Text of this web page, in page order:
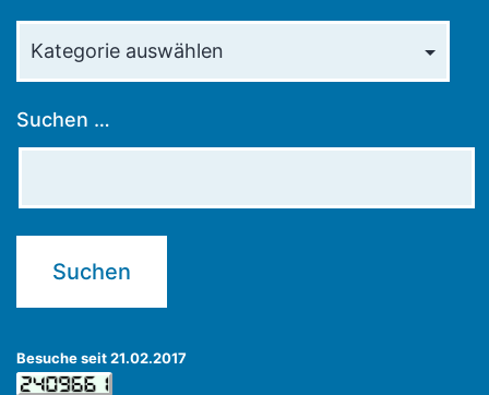
Suchen …
Besuche seit 21.02.2017